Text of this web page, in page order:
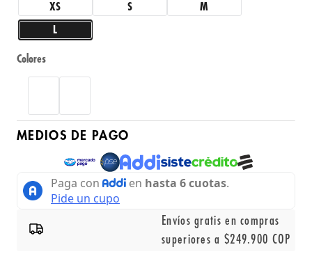
XS S M
L
Colores
MEDIOS DE PAGO
Envíos gratis en compras
superiores a $249.900 COP